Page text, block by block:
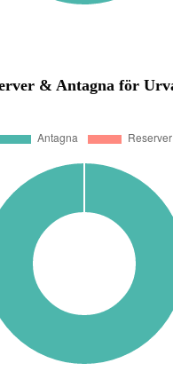
& Antagna för